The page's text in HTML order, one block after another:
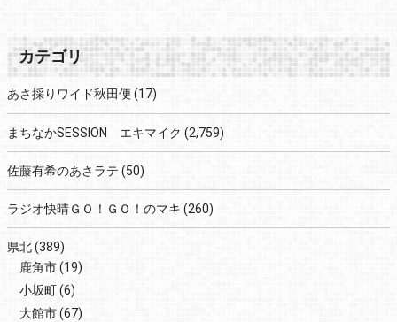
カテゴリ
あさ採りワイド秋田便 (17)
まちなかSESSION エキマイク (2,759)
佐藤有希のあさラテ (50)
ラジオ快晴ＧＯ！ＧＯ！のマキ (260)
県北(389)
鹿角市(19)
小坂町(6)
大館市(67)